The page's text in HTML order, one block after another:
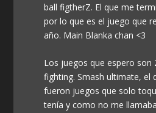
ball figtherZ. El que me
por lo que es el juego que
año. Main Blanka chan <3
Los juegos que espero son
fighting. Smash ultimate, el
fueron juegos que solo
tenía y como no me